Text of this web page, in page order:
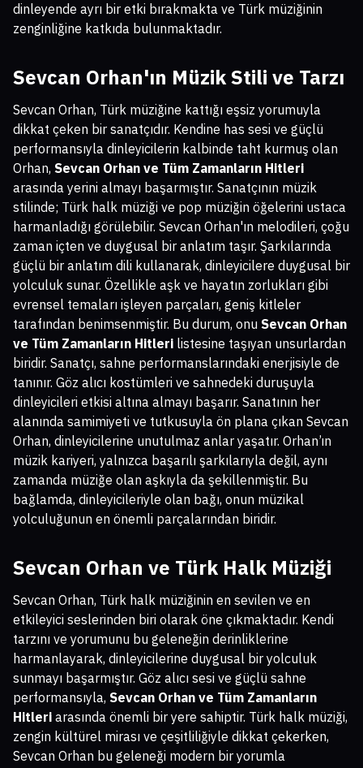
dinleyende ayrı bir etki bırakmakta ve Türk müziğinin
zenginliğine katkıda bulunmaktadır.
Sevcan Orhan'ın Müzik Stili ve Tarzı
Sevcan Orhan, Türk müziğine kattığı eşsiz yorumuyla
dikkat çeken bir sanatçıdır. Kendine has sesi ve güçlü
performansıyla dinleyicilerin kalbinde taht kurmuş olan
Orhan, Sevcan Orhan ve Tüm Zamanların Hitleri
arasında yerini almayı başarmıştır. Sanatçının müzik
stilinde; Türk halk müziği ve pop müziğin öğelerini ustaca
harmanladığı görülebilir. Sevcan Orhan'ın melodileri, çoğu
zaman içten ve duygusal bir anlatım taşır. Şarkılarında
güçlü bir anlatım dili kullanarak, dinleyicilere duygusal bir
yolculuk sunar. Özellikle aşk ve hayatın zorlukları gibi
evrensel temaları işleyen parçaları, geniş kitleler
tarafından benimsenmiştir. Bu durum, onu Sevcan Orhan
ve Tüm Zamanların Hitleri listesine taşıyan unsurlardan
biridir. Sanatçı, sahne performanslarındaki enerjisiyle de
tanınır. Göz alıcı kostümleri ve sahnedeki duruşuyla
dinleyicileri etkisi altına almayı başarır. Sanatının her
alanında samimiyeti ve tutkusuyla ön plana çıkan Sevcan
Orhan, dinleyicilerine unutulmaz anlar yaşatır. Orhan’ın
müzik kariyeri, yalnızca başarılı şarkılarıyla değil, aynı
zamanda müziğe olan aşkıyla da şekillenmiştir. Bu
bağlamda, dinleyicileriyle olan bağı, onun müzikal
yolculuğunun en önemli parçalarından biridir.
Sevcan Orhan ve Türk Halk Müziği
Sevcan Orhan, Türk halk müziğinin en sevilen ve en
etkileyici seslerinden biri olarak öne çıkmaktadır. Kendi
tarzını ve yorumunu bu geleneğin derinliklerine
harmanlayarak, dinleyicilerine duygusal bir yolculuk
sunmayı başarmıştır. Göz alıcı sesi ve güçlü sahne
performansıyla, Sevcan Orhan ve Tüm Zamanların
Hitleri arasında önemli bir yere sahiptir. Türk halk müziği,
zengin kültürel mirası ve çeşitliliğiyle dikkat çekerken,
Sevcan Orhan bu geleneği modern bir yorumla